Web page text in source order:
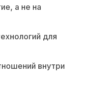
а не на
для
внутри